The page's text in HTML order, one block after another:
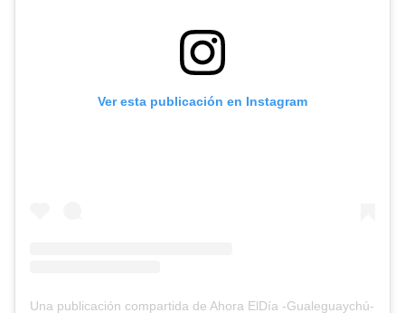
Ver esta publicación en Instagram
Una publicación compartida de Ahora ElDía -Gualeguaychú-